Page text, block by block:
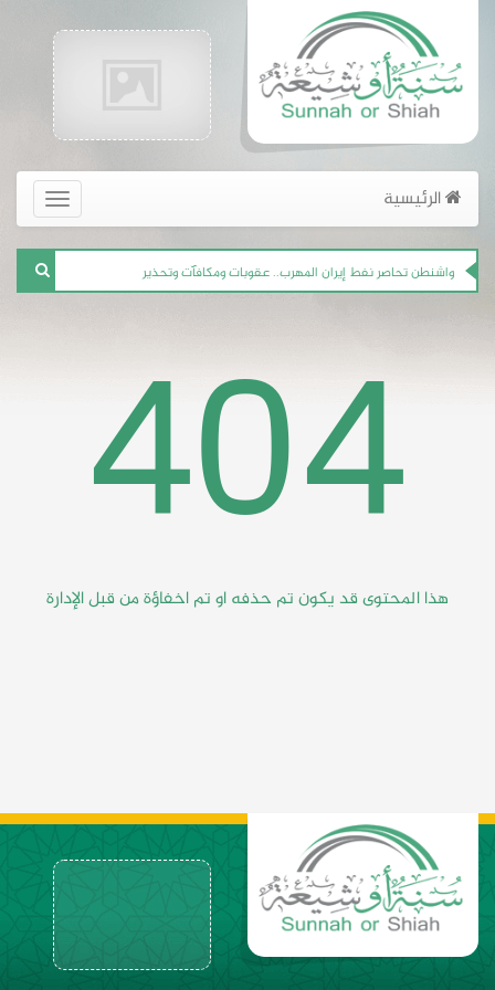
القائمة
الرئيسية
الرئيسية
الجديد
للمرة الأولى.. إيران تعترف بما جرى لصاروخ مركز الخميني
واشنطن تحاصر نفط إيران المهرب.. عقوبات ومكافآت وتحذير
Khaibar Tech Team
تم اختراق الموقع بواسطة فريق سايبر الشيعة
404
هذا المحتوى قد يكون تم حذفه او تم اخفاؤة من قبل الإدارة